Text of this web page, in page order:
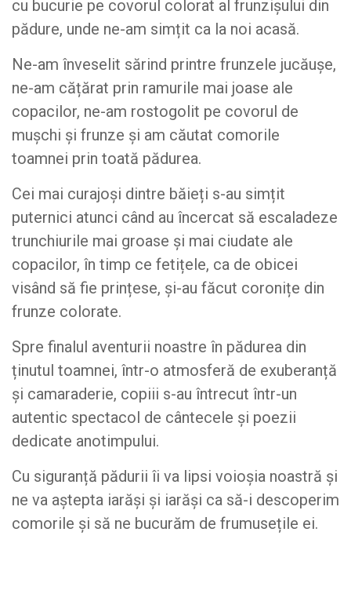
cu bucurie pe covorul colorat al frunzișului din
pădure, unde ne-am simțit ca la noi acasă.
Ne-am înveselit sărind printre frunzele jucăușe,
ne-am cățărat prin ramurile mai joase ale
copacilor, ne-am rostogolit pe covorul de
mușchi și frunze și am căutat comorile
toamnei prin toată pădurea.
Cei mai curajoși dintre băieți s-au simțit
puternici atunci când au încercat să escaladeze
trunchiurile mai groase și mai ciudate ale
copacilor, în timp ce fetițele, ca de obicei
visând să fie prințese, și-au făcut coronițe din
frunze colorate.
Spre finalul aventurii noastre în pădurea din
ținutul toamnei, într-o atmosferă de exuberanță
și camaraderie, copiii s-au întrecut într-un
autentic spectacol de cântecele și poezii
dedicate anotimpului.
Cu siguranță pădurii îi va lipsi voioșia noastră și
ne va aștepta iarăși și iarăși ca să-i descoperim
comorile și să ne bucurăm de frumusețile ei.